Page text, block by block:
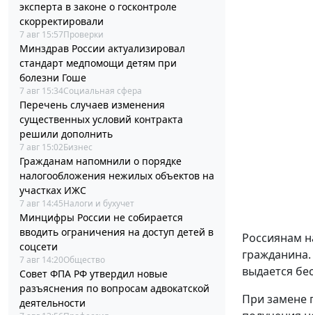
эксперта в законе о госконтроле
скорректировали
7 авг 15:57Проверки
Минздрав России актуализировал
стандарт медпомощи детям при
болезни Гоше
7 авг 15:34Социальная сфера
Перечень случаев изменения
существенных условий контракта
решили дополнить
7 авг 15:02Бизнес
Гражданам напомнили о порядке
налогообложения нежилых объектов на
участках ИЖС
7 авг 14:45Налоги и бухучет
Минцифры России не собирается
вводить ограничения на доступ детей в
соцсети
7 авг 14:20Общество
Совет ФПА РФ утвердил новые
разъяснения по вопросам адвокатской
деятельности
Россиянам
выдается
При замене